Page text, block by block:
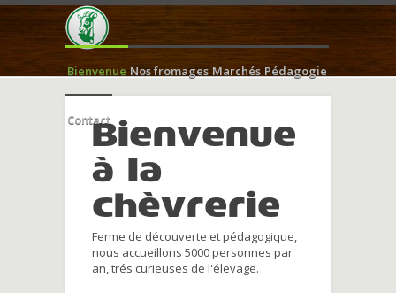
Bienvenue Nos fromages Marchés Pédagogie
ContactBienvenue
à la
chèvrerie
Ferme de découverte et pédagogique,
nous accueillons 5000 personnes par
an, trés curieuses de l'élevage.